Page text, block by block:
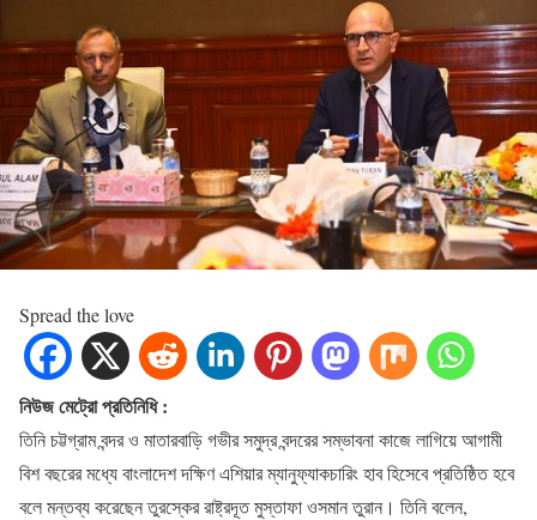
Spread the love
নিউজ মেট্রো প্রতিনিধি :
তিনি চট্টগ্রাম বন্দর ও মাতারবাড়ি গভীর সমুদ্র বন্দরের সম্ভাবনা কাজে লাগিয়ে আগামী
বিশ বছরের মধ্যে বাংলাদেশ দক্ষিণ এশিয়ার ম্যানুফ্যাকচারিং হাব হিসেবে প্রতিষ্ঠিত হবে
বলে মন্তব্য করেছেন তুরস্কের রাষ্ট্রদূত মুস্তাফা ওসমান তুরান। তিনি বলেন,